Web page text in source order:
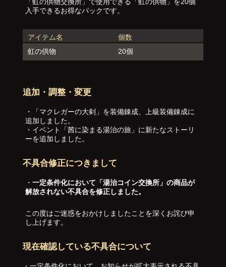
「虹の供物交換所」で使用できる「虹の供物」を20個
入手できるお得なパックです。
アイテム名
個数
虹の供物
20個
追加・調整・変更
・「マクレガーの大剣」を装備錬成、上級装備錬成に
追加しました。
・イベント「茜に染まる湯治の旅」に新たなストーリ
ーを追加しました。
不具合修正につきまして
・ 一定条件化において「湯治コイン交換所」の商品が
解放されない不具合を修正しました。
この度はご迷惑をおかけしましたことを深くお詫び申
し上げます。
現在確認している不具合について